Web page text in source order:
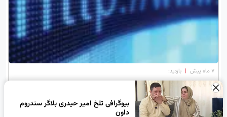
۷ ماه پیش | بازدید:
امکان ارسال پیامک فعال شد؛‌ اینترنت بین‌المللی امروز وصل می شود؟×
بیوگرافی تلخ امیر حیدری بلاگر سندروم
داون